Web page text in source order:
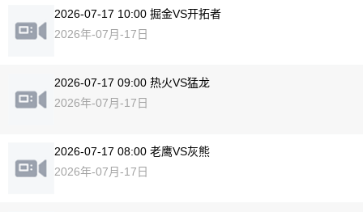
2026-07-17 10:00 掘金VS开拓者
2026年-07月-17日
2026-07-17 09:00 热火VS猛龙
2026年-07月-17日
2026-07-17 08:00 老鹰VS灰熊
2026年-07月-17日